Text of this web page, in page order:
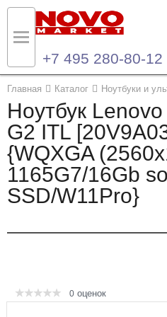
+7 495 280-80-12
Главная Каталог Ноутбуки и
Ноутбук
G2 ITL
{WQXGA
1165G7/16Gb
SSD/W11Pro}
0 оценок
Назад
Каталог продукции
Ноутбуки и ультрабуки
Компьютеры
Назад
Контакты
Контактная информация